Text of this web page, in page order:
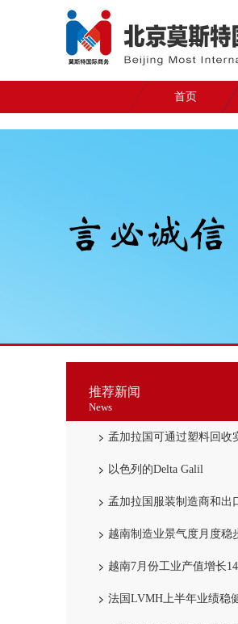
首页
推荐新闻
News
孟加拉国可通过塑料回收
以色列的Delta Galil
孟加拉国服装制造商和出
越南制造业景气度月度稳
越南7月份工业产值增长
法国LVMH上半年业绩稳